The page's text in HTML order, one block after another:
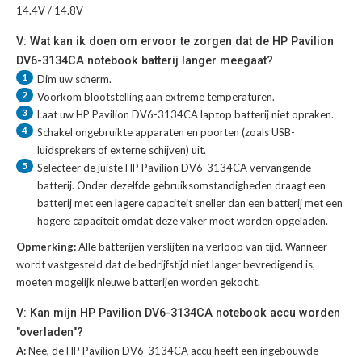
14.4V / 14.8V
V: Wat kan ik doen om ervoor te zorgen dat de HP Pavilion
DV6-3134CA notebook batterij langer meegaat?
1 Dim uw scherm.
2 Voorkom blootstelling aan extreme temperaturen.
3 Laat uwHP Pavilion DV6-3134CA laptop batterijniet opraken.
4
Schakel ongebruikte apparaten en poorten (zoals USB-
luidsprekers of externe schijven) uit.
5 Selecteer de juisteHP Pavilion DV6-3134CA vervangende
batterij. Onder dezelfde gebruiksomstandigheden draagt een
batterij met een lagere capaciteit sneller dan een batterij met een
hogere capaciteit omdat deze vaker moet worden opgeladen.
Opmerking:Alle batterijen verslijten na verloop van tijd. Wanneer
wordt vastgesteld dat de bedrijfstijd niet langer bevredigend is,
moeten mogelijk nieuwe batterijen worden gekocht.
V: Kan mijn HP Pavilion DV6-3134CA notebook accu worden
"overladen"?
A:Nee, de HP Pavilion DV6-3134CA accu heeft een ingebouwde